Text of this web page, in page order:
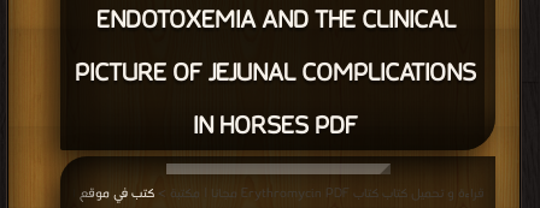
ENDOTOXEMIA AND THE CLINICAL
PICTURE OF JEJUNAL COMPLICATIONS
IN HORSES PDF
قراءة و تحميل كتاب كتاب Erythromycin PDF مجانا | مكتبة > كتب في موقع